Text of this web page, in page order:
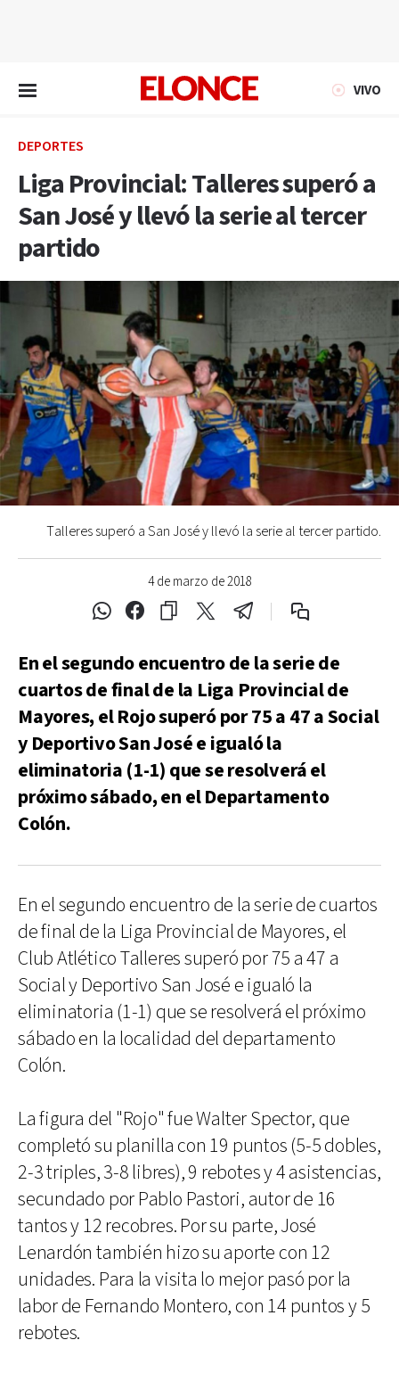
VIVO
DEPORTES
Liga Provincial: Talleres superó a
San José y llevó la serie al tercer
partido
4 de marzo de 2018
Talleres superó a San José y llevó la serie al tercer partido.
En el segundo encuentro de la serie de
cuartos de final de la Liga Provincial de
Mayores, el Rojo superó por 75 a 47 a Social
y Deportivo San José e igualó la
eliminatoria (1-1) que se resolverá el
próximo sábado, en el Departamento
Colón.
En el segundo encuentro de la serie de cuartos
de final de la Liga Provincial de Mayores, el
Club Atlético Talleres superó por 75 a 47 a
Social y Deportivo San José e igualó la
eliminatoria (1-1) que se resolverá el próximo
sábado en la localidad del departamento
Colón.
La figura del "Rojo" fue Walter Spector, que
completó su planilla con 19 puntos (5-5 dobles,
2-3 triples, 3-8 libres), 9 rebotes y 4 asistencias,
secundado por Pablo Pastori, autor de 16
tantos y 12 recobres. Por su parte, José
Lenardón también hizo su aporte con 12
unidades. Para la visita lo mejor pasó por la
labor de Fernando Montero, con 14 puntos y 5
rebotes.